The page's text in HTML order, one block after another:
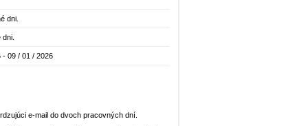
dni.
- 09 / 01 / 2026
e-mail do dvoch pracovných dní.